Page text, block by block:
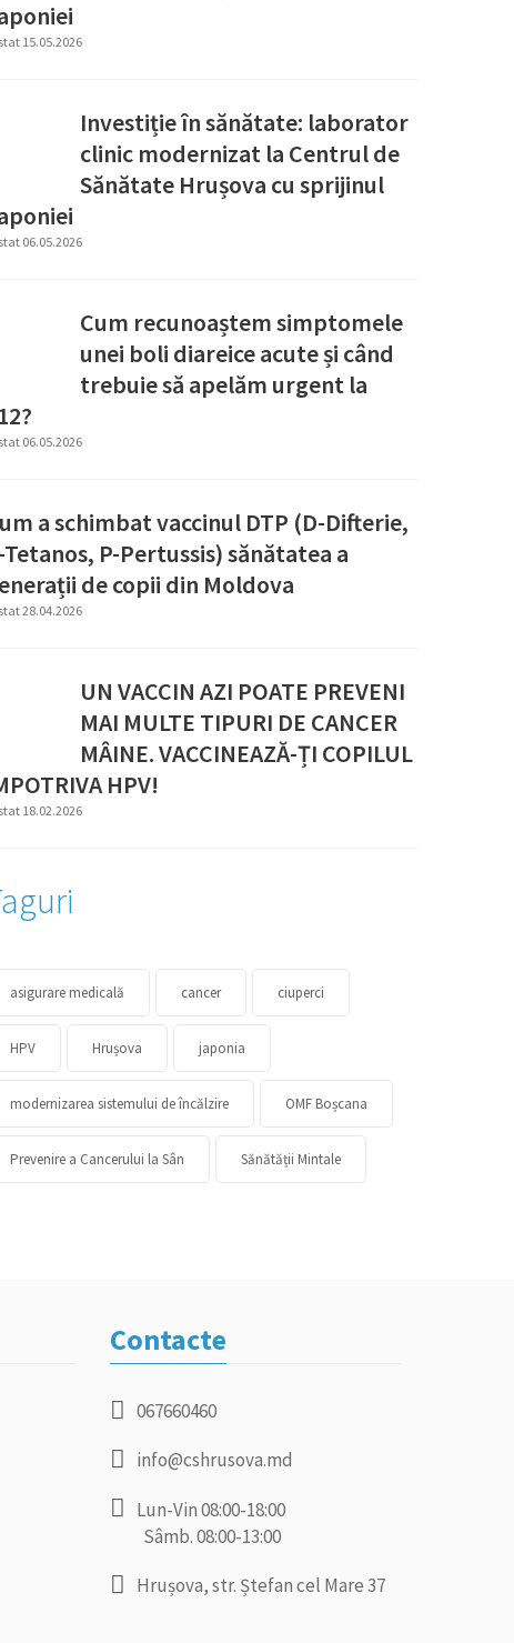
15.05.2026
Investiție în sănătate: laborator
clinic modernizat la Centrul de
Sănătate Hrușova cu sprijinul
06.05.2026
Cum recunoaștem simptomele
unei boli diareice acute și când
trebuie să apelăm urgent la
06.05.2026
a schimbat vaccinul DTP (D-Difterie,
Tetanos, P-Pertussis) sănătatea a
de copii din Moldova
28.04.2026
UN VACCIN AZI POATE PREVENI
MAI MULTE TIPURI DE CANCER
MÂINE. VACCINEAZĂ-ȚI COPILUL
HPV!
18.02.2026
asigurare medicală cancer ciuperci
HPV Hrușova japonia
modernizarea sistemului de încălzire OMF Boșcana
Prevenire a Cancerului la Sân Sănătății Mintale
Contacte
067660460
info@cshrusova.md
Lun-Vin 08:00-18:00
Sâmb. 08:00-13:00
Hrușova, str. Ștefan cel Mare 37